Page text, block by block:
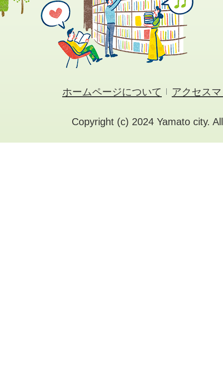
ホームページについて アクセス
Copyright (c) 2024 Yamato city.